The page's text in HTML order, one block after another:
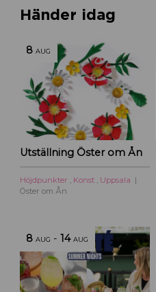
Händer idag
8 AUG
Utställning Öster om Ån
Höjdpunkter Konst
Uppsala
Öster om Ån
8 AUG -14 AUG